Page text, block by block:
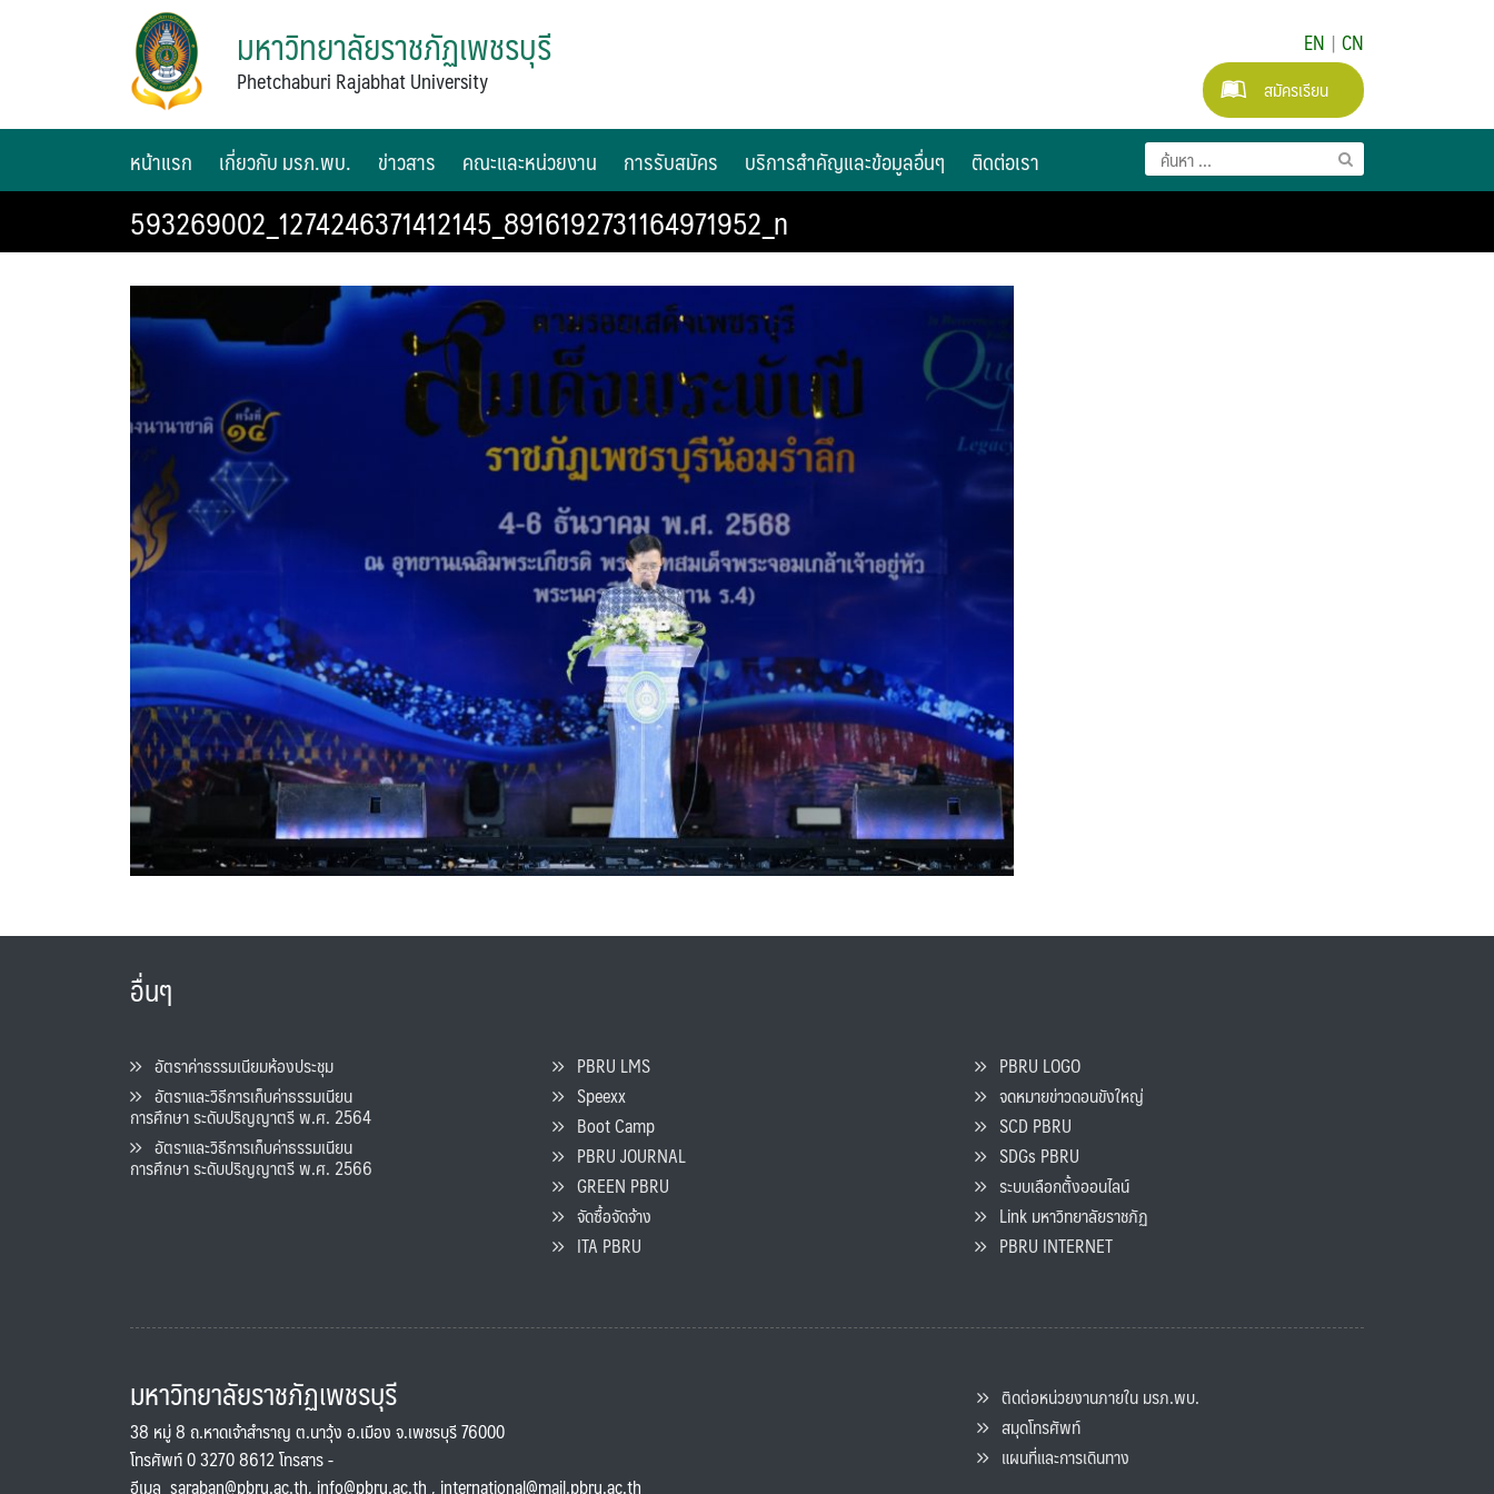
มหาวิทยาลัยราชภัฏเพชรบุรี
Phetchaburi Rajabhat University
EN | CN
สมัครเรียน
หน้าแรก เกี่ยวกับ มรภ.พบ. ข่าวสาร คณะและหน่วยงาน การรับสมัคร บริการสำคัญและข้อมูลอื่นๆ ติดต่อเรา
593269002_1274246371412145_8916192731164971952_n
อื่นๆ
อัตราค่าธรรมเนียมห้องประชุม
อัตราและวิธีการเก็บค่าธรรมเนียน
การศึกษา ระดับปริญญาตรี พ.ศ. 2564
อัตราและวิธีการเก็บค่าธรรมเนียน
การศึกษา ระดับปริญญาตรี พ.ศ. 2566
PBRU LMS
Speexx
Boot Camp
PBRU JOURNAL
GREEN PBRU
จัดซื้อจัดจ้าง
ITA PBRU
PBRU LOGO
จดหมายข่าวดอนขังใหญ่
SCD PBRU
SDGs PBRU
ระบบเลือกตั้งออนไลน์
Link มหาวิทยาลัยราชภัฏ
PBRU INTERNET
มหาวิทยาลัยราชภัฏเพชรบุรี
38 หมู่ 8 ถ.หาดเจ้าสำราญ ต.นาวุ้ง อ.เมือง จ.เพชรบุรี 76000
โทรศัพท์ 0 3270 8612 โทรสาร -
อีเมล saraban@pbru.ac.th, info@pbru.ac.th , international@mail.pbru.ac.th
ติดต่อหน่วยงานภายใน มรภ.พบ.
สมุดโทรศัพท์
แผนที่และการเดินทาง